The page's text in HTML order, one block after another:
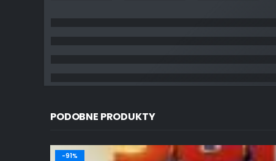
PODOBNE PRODUKTY
-91%